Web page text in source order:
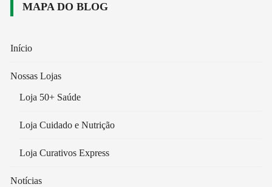
MAPA DO BLOG
Início
Nossas Lojas
Loja 50+ Saúde
Loja Cuidado e Nutrição
Loja Curativos Express
Notícias